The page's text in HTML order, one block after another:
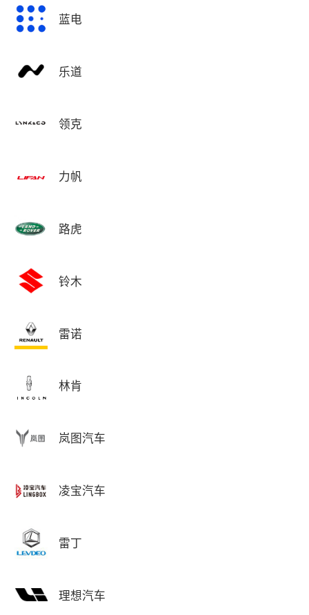
蓝电
乐道
领克
力帆
路虎
铃木
雷诺
林肯
岚图汽车
凌宝汽车
雷丁
理想汽车